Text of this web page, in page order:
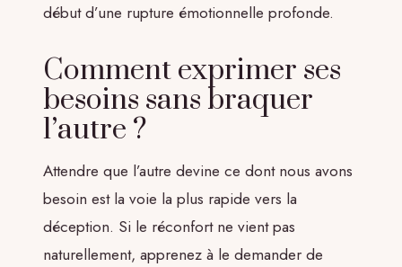
début d’une rupture émotionnelle profonde.
Comment exprimer ses
besoins sans braquer
l’autre ?
Attendre que l’autre devine ce dont nous avons
besoin est la voie la plus rapide vers la
déception. Si le réconfort ne vient pas
naturellement, apprenez à le demander de